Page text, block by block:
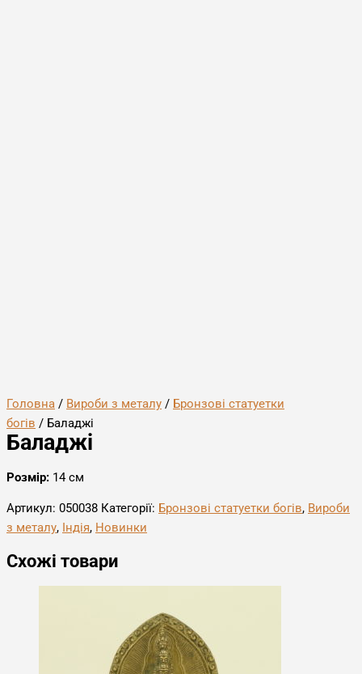
Головна / Вироби з металу / Бронзові статуетки
богів / Баладжі
Баладжі
Розмір: 14 см
Артикул: 050038 Категорії: Бронзові статуетки богів, Вироби
з металу, Індія, Новинки
Схожі товари